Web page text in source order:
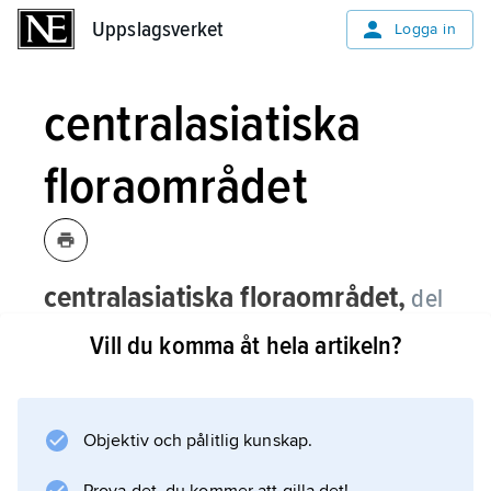
Uppslagsverket Logga in
centralasiatiska
floraområdet
centralasiatiska floraområdet, del
av det holarktiska (boreala) florariket.
öster till den sydkinesiska provinsen Yunnan,
Vill du komma åt hela artikeln?
Objektiv och pålitlig kunskap.